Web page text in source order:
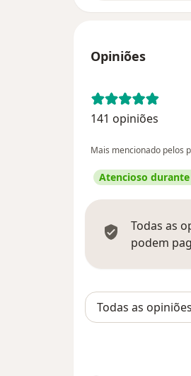
Opiniões
141 opiniões
Mais mencionado pelos
Atencioso
Todas as
podem